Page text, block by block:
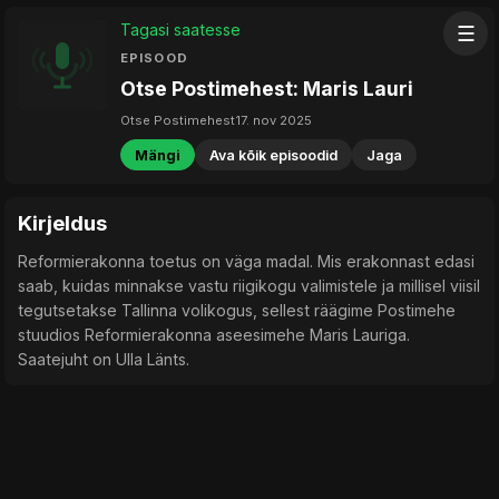
☰
Tagasi saatesse
EPISOOD
Otse Postimehest: Maris Lauri
Otse Postimehest17. nov 2025
Mängi Ava kõik episoodid Jaga
Kirjeldus
Reformierakonna toetus on väga madal. Mis erakonnast edasi
saab, kuidas minnakse vastu riigikogu valimistele ja millisel viisil
tegutsetakse Tallinna volikogus, sellest räägime Postimehe
stuudios Reformierakonna aseesimehe Maris Lauriga.
Saatejuht on Ulla Länts.